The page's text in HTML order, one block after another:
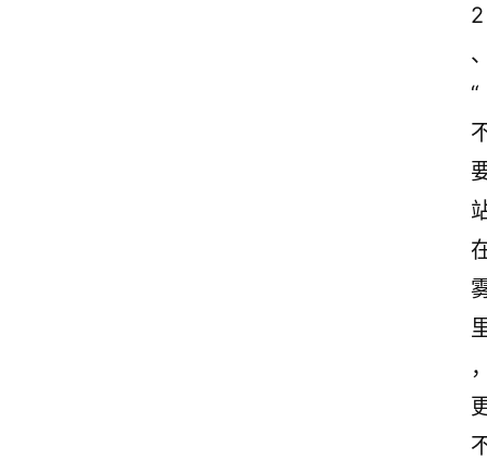
2
“